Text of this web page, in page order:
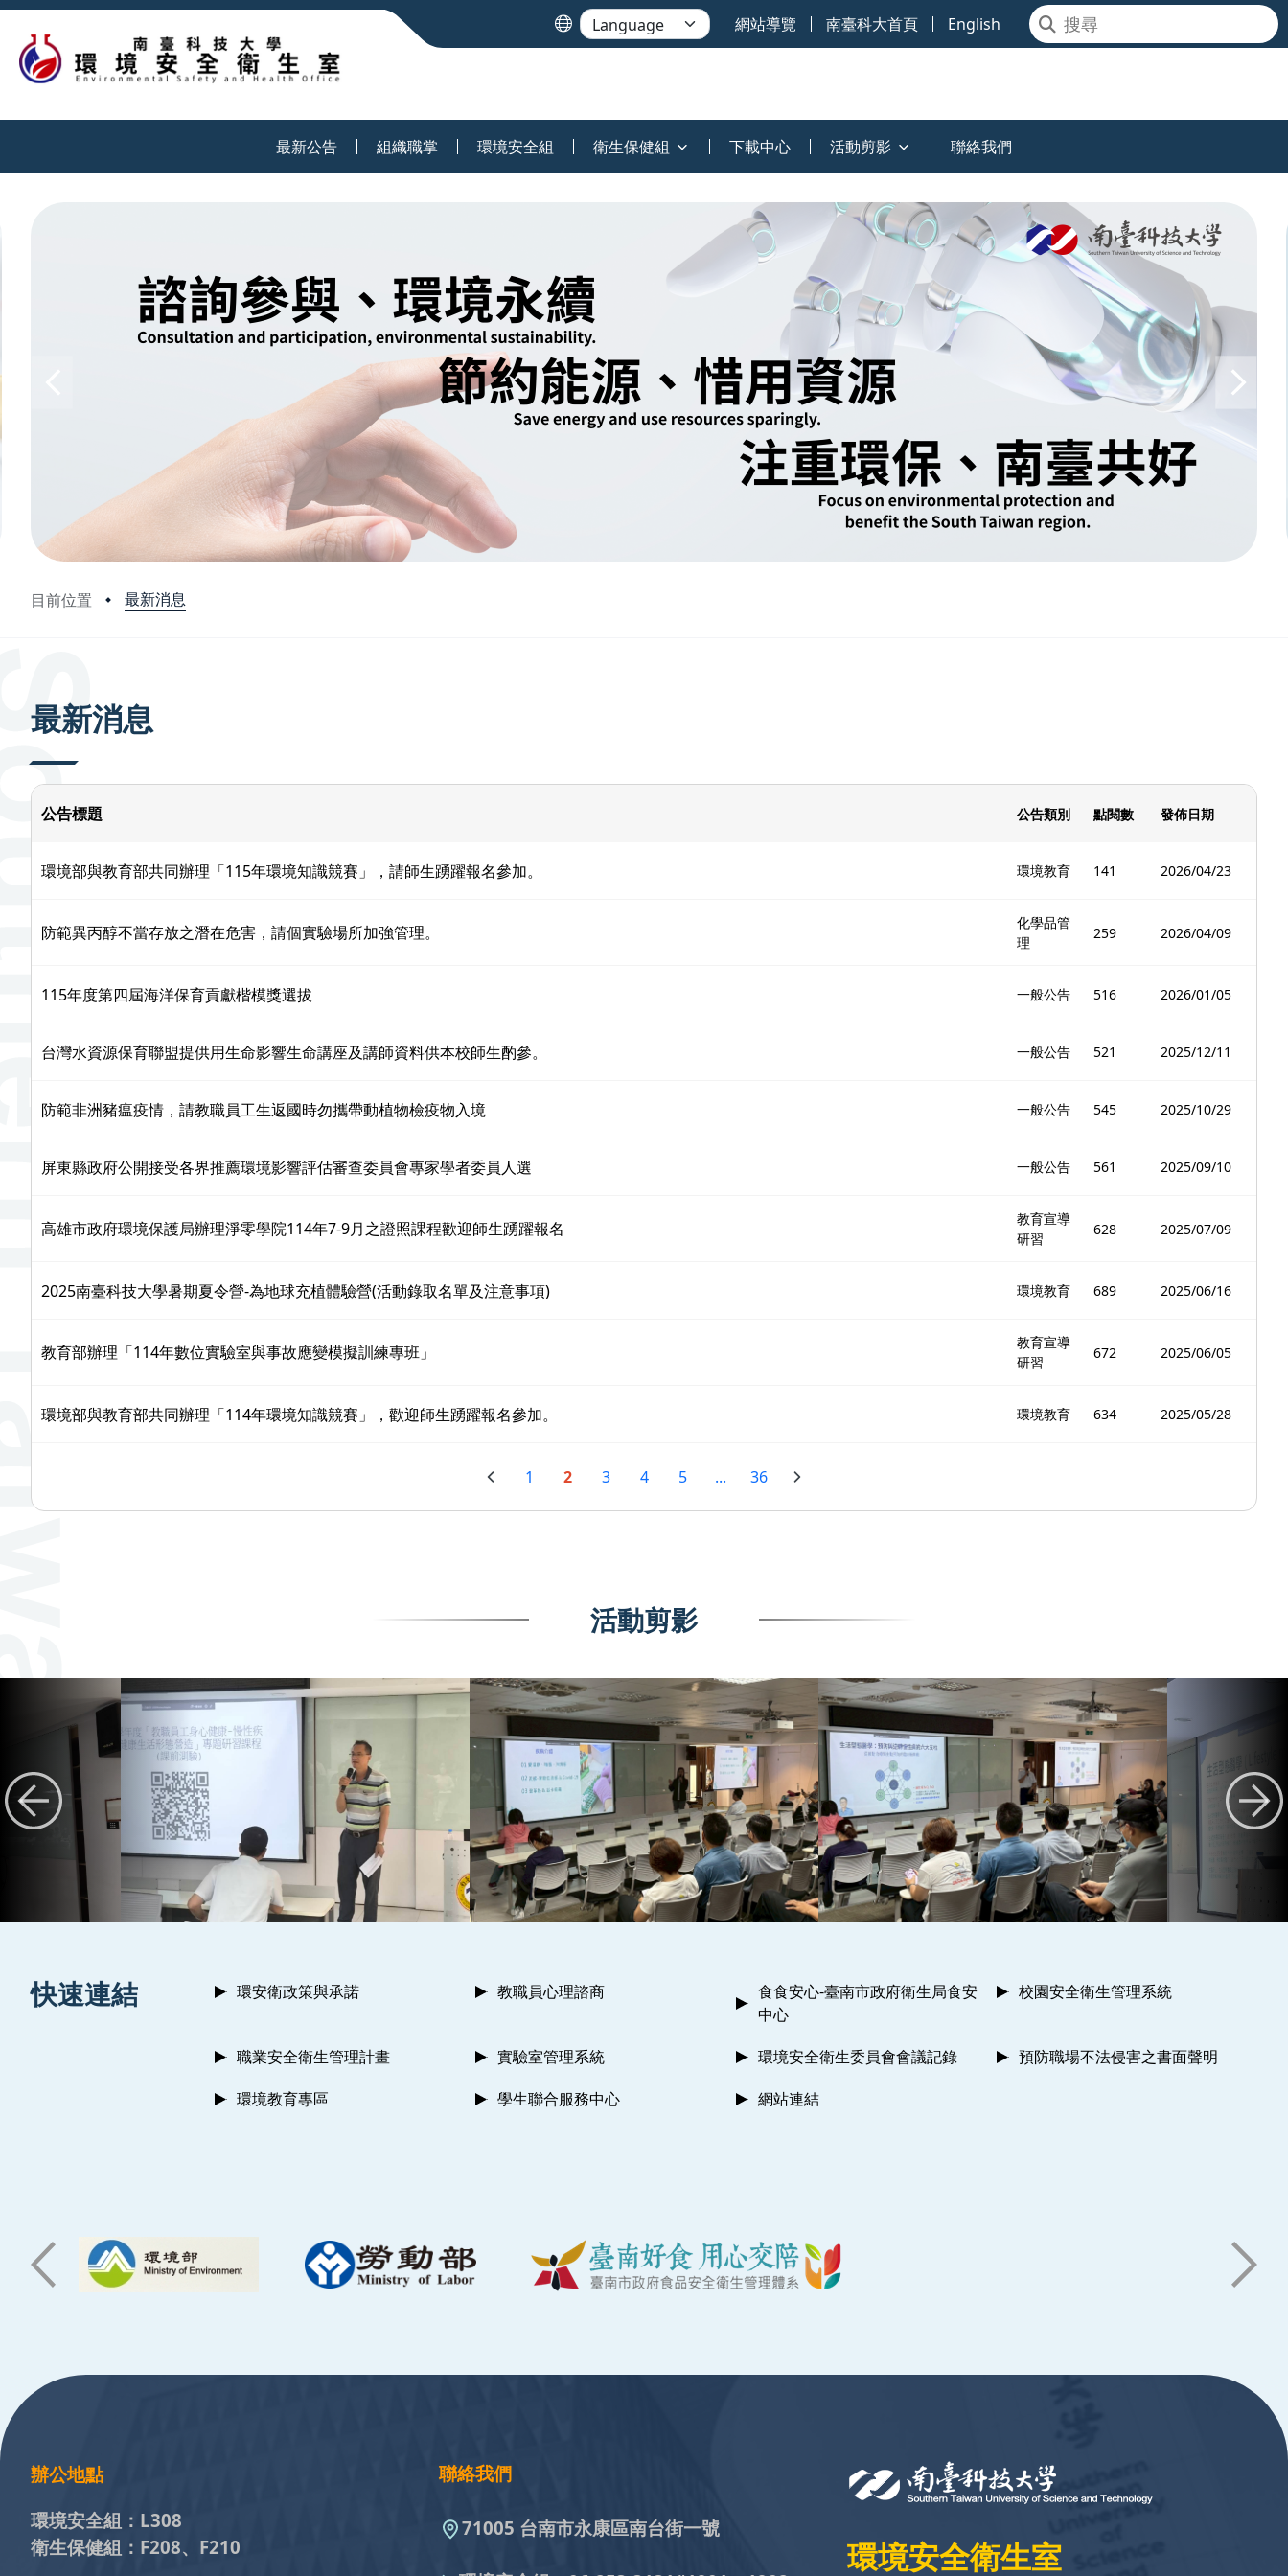
網站導覽 南臺科大首頁 English
最新公告 組織職掌 環境安全組 衛生保健組 下載中心 活動剪影 聯絡我們
目前位置 最新消息
最新消息
公告標題 公告類別 點閱數 發佈日期
環境部與教育部共同辦理「115年環境知識競賽」，請師生踴躍報名參加。 環境教育 141 2026/04/23
防範異丙醇不當存放之潛在危害，請個實驗場所加強管理。
化學品管
理
259 2026/04/09
115年度第四屆海洋保育貢獻楷模獎選拔 一般公告 516 2026/01/05
台灣水資源保育聯盟提供用生命影響生命講座及講師資料供本校師生酌參。 一般公告 521 2025/12/11
防範非洲豬瘟疫情，請教職員工生返國時勿攜帶動植物檢疫物入境 一般公告 545 2025/10/29
屏東縣政府公開接受各界推薦環境影響評估審查委員會專家學者委員人選 一般公告 561 2025/09/10
高雄市政府環境保護局辦理淨零學院114年7-9月之證照課程歡迎師生踴躍報名
教育宣導
研習
628 2025/07/09
2025南臺科技大學暑期夏令營-為地球充植體驗營(活動錄取名單及注意事項) 環境教育 689 2025/06/16
教育部辦理「114年數位實驗室與事故應變模擬訓練專班」
教育宣導
研習
672 2025/06/05
環境部與教育部共同辦理「114年環境知識競賽」，歡迎師生踴躍報名參加。 環境教育 634 2025/05/28
1 2 3 4 5 ... 36
活動剪影
快速連結 環安衛政策與承諾 教職員心理諮商
食食安心-臺南市政府衛生局食安
中心
校園安全衛生管理系統
職業安全衛生管理計畫 實驗室管理系統 環境安全衛生委員會會議記錄
預防職場不法侵害之書面聲明
環境教育專區
學生聯合服務中心 網站連結
環境安全衛生室
聯絡我們
71005 台南市永康區南台街一號
辦公地點
環境安全組： L308
衛生保健組： F208、F210